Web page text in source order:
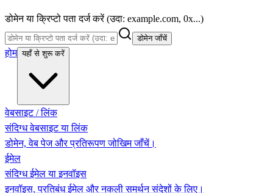
डोमेन या क्रिप्टो पता दर्ज करें (उदा: example.com, 0x...)
डोमेन जाँचें
होम यहाँ से शुरू करें
वेबसाइट / लिंक
संदिग्ध वेबसाइट या लिंक
डोमेन, वेब पेज और प्रतिरूपण जोखिम जाँचें।
ईमेल
संदिग्ध ईमेल या इनवॉइस
इनवॉइस, प्रतिबंध ईमेल और नकली समर्थन संदेशों के लिए।